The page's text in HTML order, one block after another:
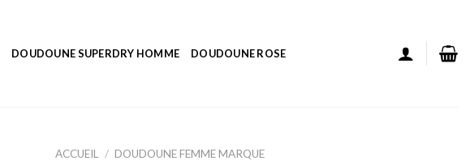
DOUDOUNE SUPERDRY HOMME DOUDOUNE ROSE
ACCUEIL / DOUDOUNE FEMME MARQUE